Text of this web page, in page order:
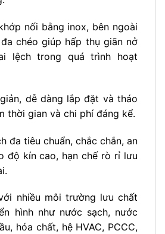
nối bằng inox, bên ngoài
chéo giúp hấp thụ giãn nở
lệch trong quá trình hoạt
dễ dàng lắp đặt và tháo
thời gian và chi phí đáng kể.
đa tiêu chuẩn, chắc chắn, an
độ kín cao, hạn chế rò rỉ lưu
nhiều môi trường lưu chất
hình như nước sạch, nước
hóa chất, hệ HVAC, PCCC,